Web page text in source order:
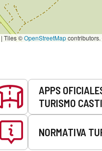
| Tiles ©OpenStreetMap
APPS
TURISMO
NORMATIVA